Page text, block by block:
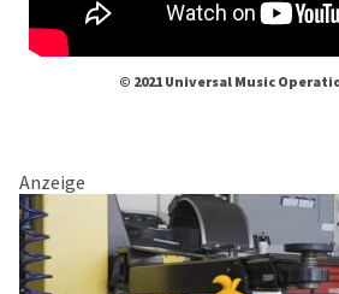
© 2021 Universal Music
Anzeige